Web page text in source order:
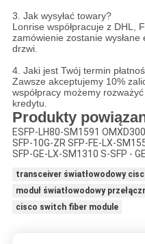
3. Jak wysyłać towary?
Lonrise współpracuje z DHL,
zamówienie zostanie
drzwi.
4. Jaki jest Twój termin
Zawsze akceptujemy 10%
współpracy możemy
kredytu.
Produkty
ESFP-LH80-SM1591
SFP-10G-ZR SFP-FE-LX-
SFP-GE-LX-SM1310 S-SFP -
transceiver światłowodowy
moduł światłowodowy
cisco switch fiber module